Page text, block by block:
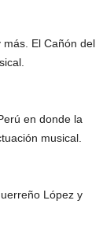
El Cañón del
en donde la
musical.
López y